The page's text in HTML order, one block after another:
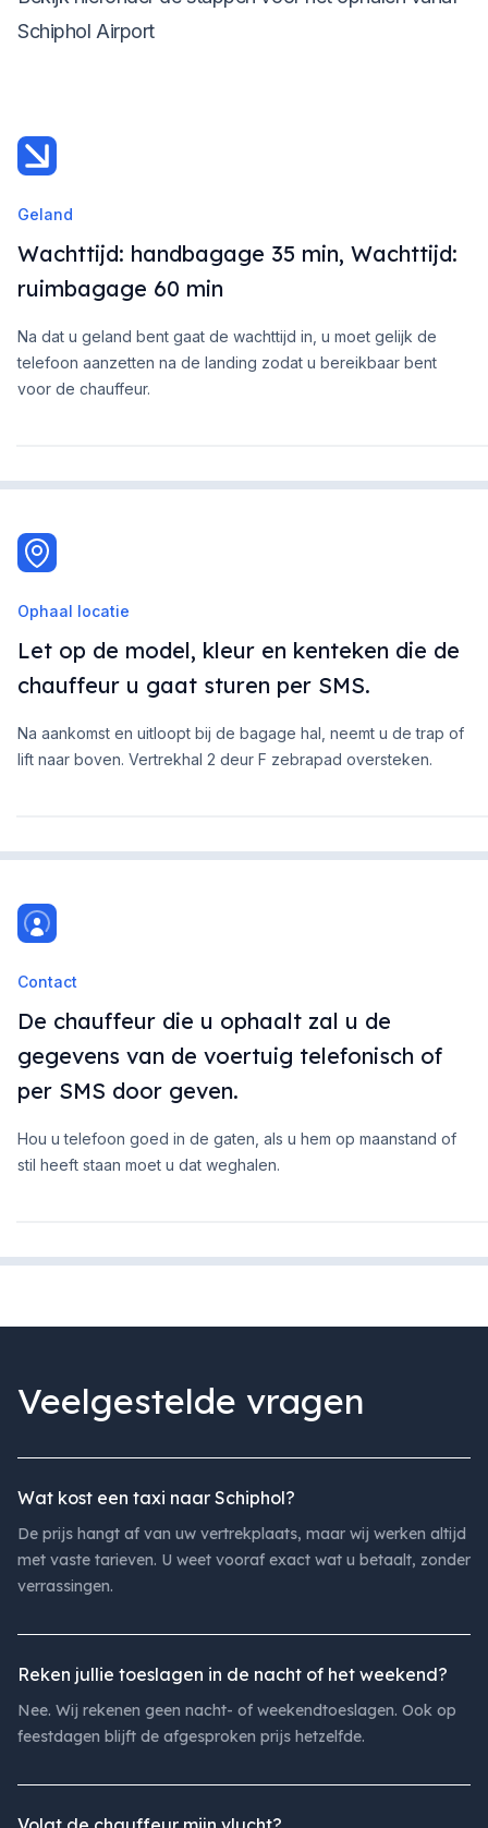
Schiphol Airport
Geland
Wachttijd: handbagage 35 min, Wachttijd:
ruimbagage 60 min
Na dat u geland bent gaat de wachttijd in, u moet gelijk de
telefoon aanzetten na de landing zodat u bereikbaar bent
voor de chauffeur.
Ophaal locatie
Let op de model, kleur en kenteken die de
chauffeur u gaat sturen per SMS.
Na aankomst en uitloopt bij de bagage hal, neemt u de trap of
lift naar boven. Vertrekhal 2 deur F zebrapad oversteken.
Contact
De chauffeur die u ophaalt zal u de
gegevens van de voertuig telefonisch of
per SMS door geven.
Hou u telefoon goed in de gaten, als u hem op maanstand of
stil heeft staan moet u dat weghalen.
Veelgestelde vragen
Wat kost een taxi naar Schiphol?
De prijs hangt af van uw vertrekplaats, maar wij werken altijd
met vaste tarieven. U weet vooraf exact wat u betaalt, zonder
verrassingen.
Reken jullie toeslagen in de nacht of het weekend?
Nee. Wij rekenen geen nacht- of weekendtoeslagen. Ook op
feestdagen blijft de afgesproken prijs hetzelfde.